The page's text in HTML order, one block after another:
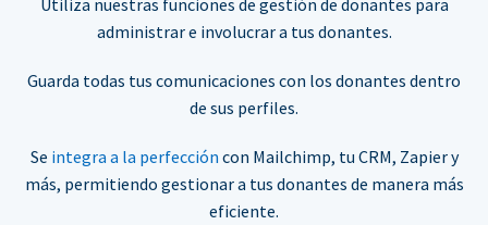
Utiliza nuestras funciones de gestión de donantes para
administrar e involucrar a tus donantes.
Guarda todas tus comunicaciones con los donantes dentro
de sus perfiles.
Se integra a la perfección con Mailchimp, tu CRM, Zapier y
más, permitiendo gestionar a tus donantes de manera más
eficiente.